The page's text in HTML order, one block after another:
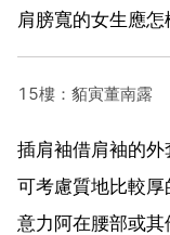
肩膀寬的女生應怎
15樓：貊寅董南露
插肩袖借肩袖的
可考慮質地比較
意力阿在腰部或其